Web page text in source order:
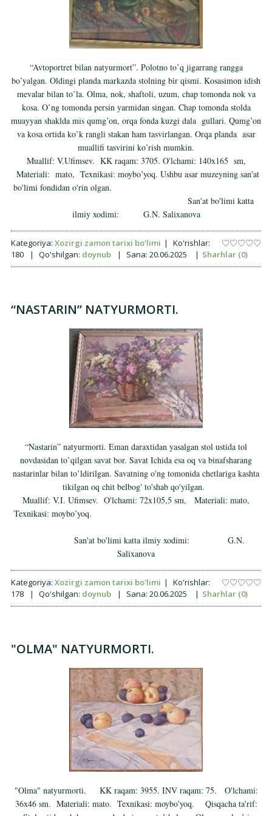
“Avtoportret bilan natyurmort”. Polotno to’q jigarrang rangga
bo’yalgan. Oldingi planda markazda stolning bir qismi. Kosasimon idish
mevalar bilan to’la. Olma, nok, shaftoli, uzum, chap tomonda nok va
kosa. O’ng tomonda persin yarmidan singan. Chap tomonda stolda
muayyan shaklda mis qumg’on, orqa fonda kuzgi dala gullari. Qumg’on
va kosa ortida ko’k rangli stakan ham tasvirlangan. Orqa planda asar
muallifi tasvirini ko’rish mumkin.
Muallif: V.Ufimsev. KK raqam: 3705. O'lchami: 140x165 sm,
Materiali: mato, Texnikasi: moybo’yoq. Ushbu asar muzeyning san'at
bo'limi fondidan o'rin olgan.
San'at bo'limi katta
ilmiy xodimi: G.N. Salixanova
Kategoriya: Xozirgi zamon tarixi bo'limi |
Ko'rishlar:
180
| Qo'shilgan: doynub | Sana: 20.06.2025 | Sharhlar (0)
“NASTARIN” NATYURMORTI.
“Nastarin” natyurmorti. Eman daraxtidan yasalgan stol ustida tol
novdasidan to’qilgan savat bor. Savat Ichida esa oq va binafsharang
nastarinlar bilan to’ldirilgan. Savatning o'ng tomonida chetlariga kashta
tikilgan oq chit belbog' to'shab qo'yilgan.
Muallif: V.I. Ufimsev. O'lchami: 72x105,5 sm, Materiali: mato,
Texnikasi: moybo’yoq.
San'at bo'limi katta ilmiy xodimi: G.N.
Salixanova
Kategoriya: Xozirgi zamon tarixi bo'limi |
Ko'rishlar:
178
| Qo'shilgan: doynub | Sana: 20.06.2025 | Sharhlar (0)
"OLMA" NATYURMORTI.
"Olma" natyurmorti. KK raqam: 3955. INV raqam: 75. O'lchami:
36x46 sm. Materiali: mato. Texnikasi: moybo'yoq. Qisqacha ta'rif: